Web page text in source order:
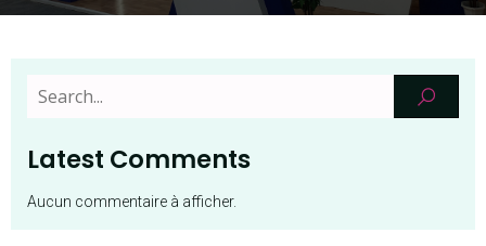
Latest Comments
Aucun commentaire à afficher.